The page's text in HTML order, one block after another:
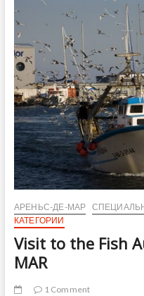
pueblo
que
inspiró
la
Sinera
de
Salvador
Espriu
АРЕНЬС-ДЕ-МАР
КАТЕГОРИИ
Visit to the Fish
MAR
1 Comment